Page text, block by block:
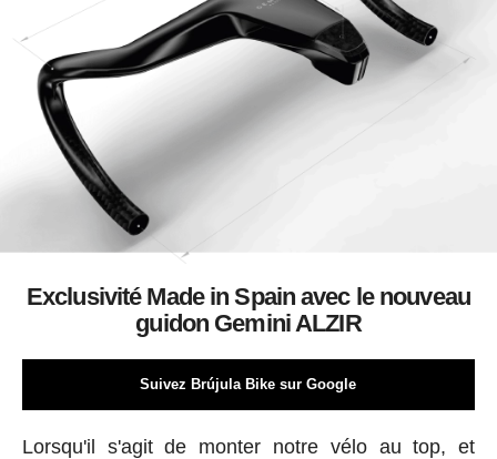
Exclusivité Made in Spain avec le nouveau
guidon Gemini ALZIR
Suivez Brújula Bike sur Google
Lorsqu'il s'agit de monter notre vélo au top, et